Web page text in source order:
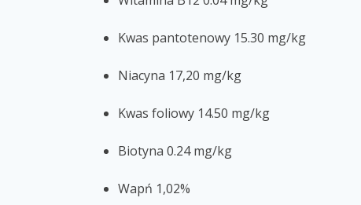
Kwas pantotenowy 15.30 mg/kg
Niacyna 17,20 mg/kg
Kwas foliowy 14.50 mg/kg
Biotyna 0.24 mg/kg
Wapń 1,02%